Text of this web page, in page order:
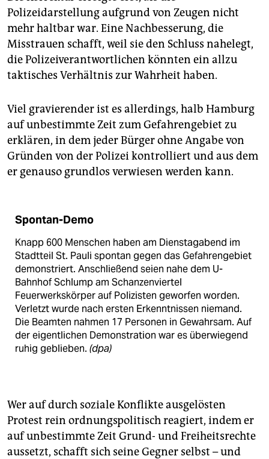
Polizeidarstellung aufgrund von Zeugen nicht
mehr haltbar war. Eine Nachbesserung, die
Misstrauen schafft, weil sie den Schluss nahelegt,
die Polizeiverantwortlichen könnten ein allzu
taktisches Verhältnis zur Wahrheit haben.
Viel gravierender ist es allerdings, halb Hamburg
auf unbestimmte Zeit zum Gefahrengebiet zu
erklären, in dem jeder Bürger ohne Angabe von
Gründen von der Polizei kontrolliert und aus dem
er genauso grundlos verwiesen werden kann.
Spontan-Demo
Knapp 600 Menschen haben am Dienstagabend im
Stadtteil St. Pauli spontan gegen das Gefahrengebiet
demonstriert. Anschließend seien nahe dem U-
Bahnhof Schlump am Schanzenviertel
Feuerwerkskörper auf Polizisten geworfen worden.
Verletzt wurde nach ersten Erkenntnissen niemand.
Die Beamten nahmen 17 Personen in Gewahrsam. Auf
der eigentlichen Demonstration war es überwiegend
ruhig geblieben. (dpa)
Wer auf durch soziale Konflikte ausgelösten
Protest rein ordnungspolitisch reagiert, indem er
auf unbestimmte Zeit Grund- und Freiheitsrechte
aussetzt, schafft sich seine Gegner selbst – und